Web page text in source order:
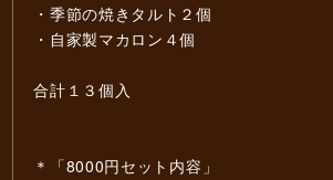
・季節の焼きタルト２個
・自家製マカロン４個
合計１３個入
＊「8000円セット内容」